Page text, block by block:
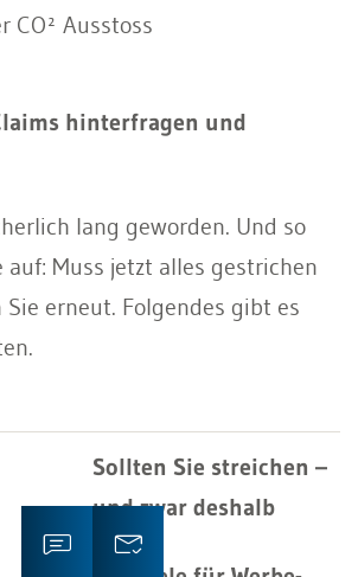
CO² Ausstoss
hinterfragen und
lang geworden. Und so
auf: Muss jetzt alles gestrichen
erneut. Folgendes gibt es
Sollten Sie streichen –
und zwar deshalb